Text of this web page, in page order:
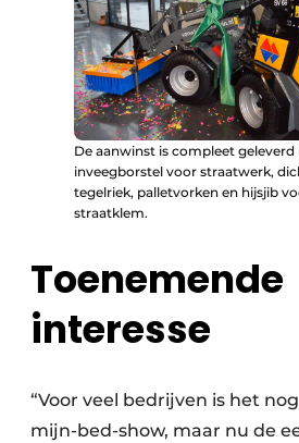
De aanwinst is compleet
inveegborstel voor straatwerk,
tegelriek, palletvorken en hijsjib
straatklem.
Toenemende
interesse
“Voor veel bedrijven is het
mijn-bed-show, maar nu de